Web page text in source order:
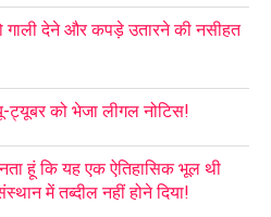
गाली देने और कपड़े उतारने की नसीहत
को भेजा लीगल नोटिस!
हूं कि यह एक ऐतिहासिक भूल थी
में तब्दील नहीं होने दिया!